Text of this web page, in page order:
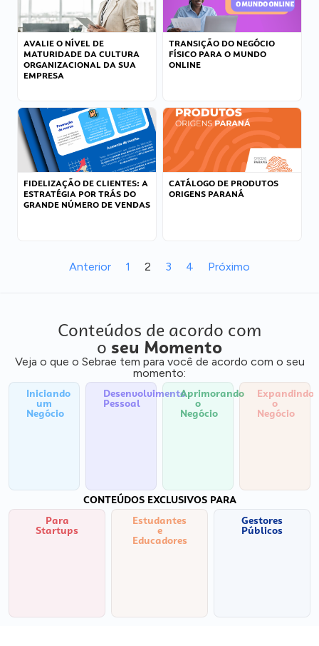
AVALIE O NÍVEL DE
MATURIDADE DA CULTURA
ORGANIZACIONAL DA SUA
EMPRESA
TRANSIÇÃO DO NEGÓCIO
FÍSICO PARA O MUNDO
ONLINE
FIDELIZAÇÃO DE CLIENTES: A
ESTRATÉGIA POR TRÁS DO
GRANDE NÚMERO DE VENDAS
CATÁLOGO DE PRODUTOS
ORIGENS PARANÁ
Anterior 1 2 3 4 Próximo
Conteúdos de acordo com
o seu Momento
Veja o que o Sebrae tem para você de acordo com o seu
momento:
Iniciando
um
Negócio
Desenvolvimento
Pessoal
Aprimorando
o
Negócio
Expandindo
o
Negócio
CONTEÚDOS EXCLUSIVOS PARA
Para
Startups
Estudantes
e
Educadores
Gestores
Públicos